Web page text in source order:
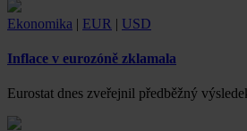
Ekonomika | EUR | USD
Inflace v eurozóně zklamala
Eurostat dnes zveřejnil předběžný